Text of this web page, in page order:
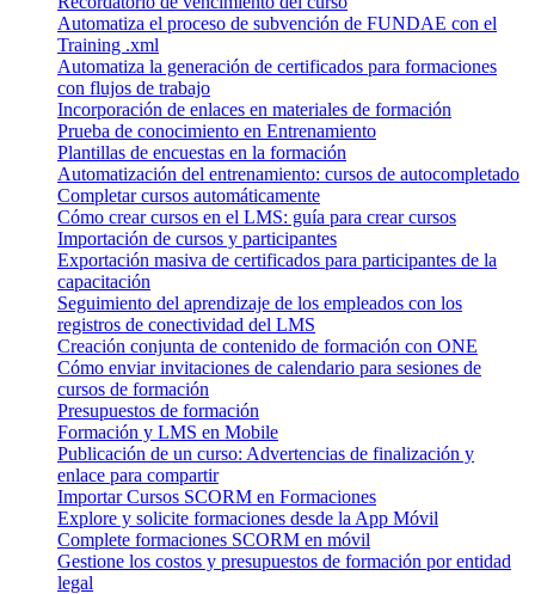
Automatiza el proceso de subvención de FUNDAE con el
Training .xml
Automatiza la generación de certificados para formaciones
con flujos de trabajo
Incorporación de enlaces en materiales de formación
Prueba de conocimiento en Entrenamiento
Plantillas de encuestas en la formación
Automatización del entrenamiento: cursos de autocompletado
Completar cursos automáticamente
Cómo crear cursos en el LMS: guía para crear cursos
Importación de cursos y participantes
Exportación masiva de certificados para participantes de la
capacitación
Seguimiento del aprendizaje de los empleados con los
registros de conectividad del LMS
Creación conjunta de contenido de formación con ONE
Cómo enviar invitaciones de calendario para sesiones de
cursos de formación
Presupuestos de formación
Formación y LMS en Mobile
Publicación de un curso: Advertencias de finalización y
enlace para compartir
Importar Cursos SCORM en Formaciones
Explore y solicite formaciones desde la App Móvil
Complete formaciones SCORM en móvil
Gestione los costos y presupuestos de formación por entidad
legal